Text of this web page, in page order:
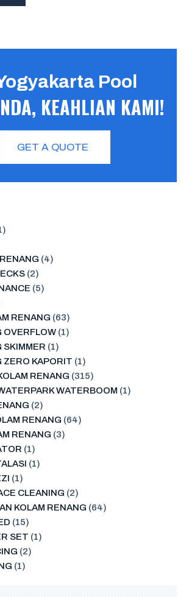
Pool
KEAHLIAN KAMI!
GET A QUOTE
(4)
(2)
(5)
RENANG (63)
OVERFLOW(1)
SKIMMER (1)
ZERO KAPORIT (1)
RENANG (315)
WATERBOOM (1)
(2)
RENANG (64)
RENANG (3)
(1)
(1)
(1)
CLEANING (2)
KOLAM RENANG (64)
(15)
SET (1)
(2)
(1)